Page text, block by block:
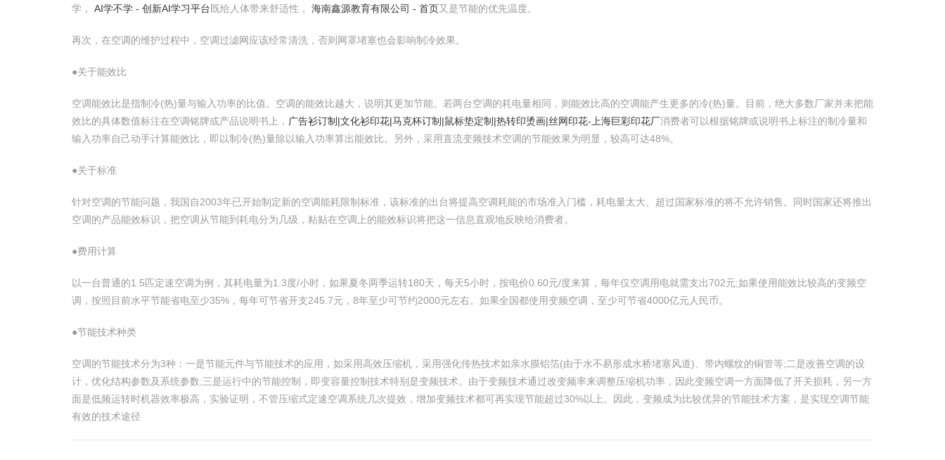
学， AI学不学 - 创新AI学习平台既给人体带来舒适性， 海南鑫源教育有限公司 - 首页又是节能的优先温度。
再次，在空调的维护过程中，空调过滤网应该经常清洗，否则网罩堵塞也会影响制冷效果。
●关于能效比
空调能效比是指制冷(热)量与输入功率的比值。空调的能效比越大，说明其更加节能。若两台空调的耗电量相同，则能效比高的空调能产生更多的冷(热)量。目前，绝大多数厂家并未把能
效比的具体数值标注在空调铭牌或产品说明书上， 广告衫订制|文化衫印花|马克杯订制|鼠标垫定制|热转印烫画|丝网印花-上海巨彩印花厂消费者可以根据铭牌或说明书上标注的制冷量和
输入功率自己动手计算能效比，即以制冷(热)量除以输入功率算出能效比。另外，采用直流变频技术空调的节能效果为明显，较高可达48%。
●关于标准
针对空调的节能问题，我国自2003年已开始制定新的空调能耗限制标准，该标准的出台将提高空调耗能的市场准入门槛，耗电量太大、超过国家标准的将不允许销售。同时国家还将推出
空调的产品能效标识，把空调从节能到耗电分为几级，粘贴在空调上的能效标识将把这一信息直观地反映给消费者。
●费用计算
以一台普通的1.5匹定速空调为例，其耗电量为1.3度/小时，如果夏冬两季运转180天，每天5小时，按电价0.60元/度来算，每年仅空调用电就需支出702元;如果使用能效比较高的变频空
调，按照目前水平节能省电至少35%，每年可节省开支245.7元，8年至少可节约2000元左右。如果全国都使用变频空调，至少可节省4000亿元人民币。
●节能技术种类
空调的节能技术分为3种：一是节能元件与节能技术的应用，如采用高效压缩机，采用强化传热技术如亲水膜铝箔(由于水不易形成水桥堵塞风道)、带内螺纹的铜管等;二是改善空调的设
计，优化结构参数及系统参数;三是运行中的节能控制，即变容量控制技术特别是变频技术。由于变频技术通过改变频率来调整压缩机功率，因此变频空调一方面降低了开关损耗，另一方
面是低频运转时机器效率极高，实验证明，不管压缩式定速空调系统几次提效，增加变频技术都可再实现节能超过30%以上。因此，变频成为比较优异的节能技术方案，是实现空调节能
有效的技术途径